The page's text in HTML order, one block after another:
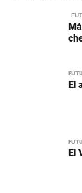
El
El